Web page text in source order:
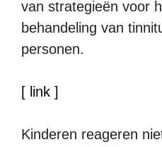
van strategieën voor
behandeling van
personen.
[ link ]
Kinderen reageren